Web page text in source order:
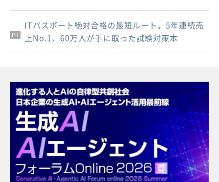
PR
PR
PR
ITパスポート絶対合格の最短ルート。5年連続売
上No.1、60万人が手に取った試験対策本